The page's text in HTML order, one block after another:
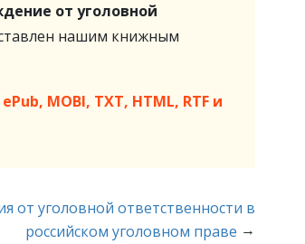
от уголовной
нашим книжным
MOBI, TXT, HTML, RTF и
от уголовной ответственности в
российском уголовном праве →